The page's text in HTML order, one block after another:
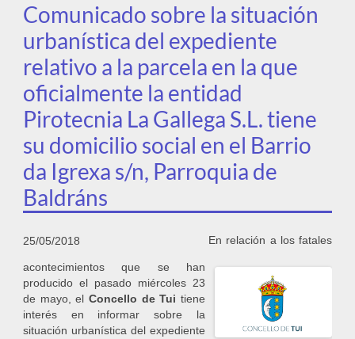
Comunicado sobre la situación
urbanística del expediente
relativo a la parcela en la que
oficialmente la entidad
Pirotecnia La Gallega S.L. tiene
su domicilio social en el Barrio
da Igrexa s/n, Parroquia de
Baldráns
25/05/2018 En relación a los fatales
acontecimientos que se han
producido el pasado miércoles 23
de mayo, el Concello de Tui tiene
interés en informar sobre la
situación urbanística del expediente